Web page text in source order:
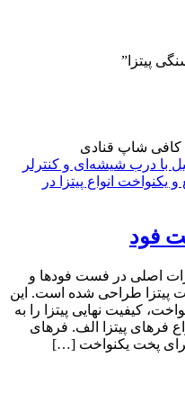
پیتزا”
فود
اصلی در فست فودها و
پیتزا طراحی شده است. این
کیفیت نهایی پیتزا را به
فرهای پیتزا الف. فرهای
پخت یکنواخت […]